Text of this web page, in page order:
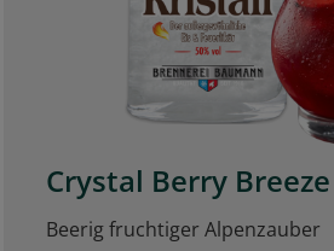
Crystal Berry Breeze
Beerig fruchtiger Alpenzauber